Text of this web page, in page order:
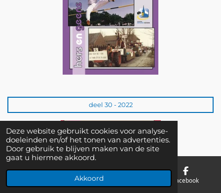
Deze website gebruikt cookies voor analyse-
doeleinden en/of het tonen van advertenties.
Door gebruik te blijven maken van de site
gaat u hiermee akkoord.
Akkoord
deel 30 - 2022
Telefoonnummer Facebook